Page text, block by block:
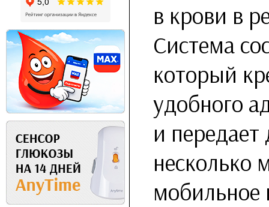
в крови в
Система
который
удобного
и
несколько
мобильное